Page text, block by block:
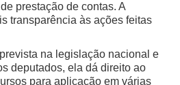
prestação de contas. A
transparência às ações feitas
na legislação nacional e
deputados, ela dá direito ao
para aplicação em várias